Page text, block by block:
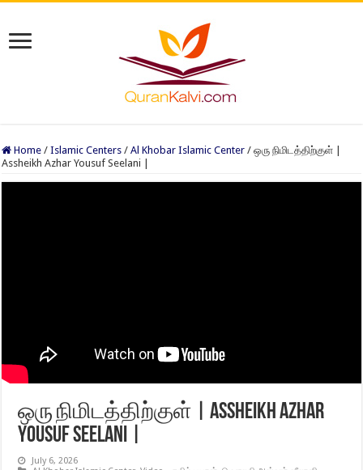
Home / Islamic Centers / Al Khobar Islamic Center / ஒரு நிமிடத்திற்குள் |
Assheikh Azhar Yousuf Seelani |
ஒரு நிமிடத்திற்குள் | Assheikh Azhar
Yousuf Seelani |
July 6, 2026